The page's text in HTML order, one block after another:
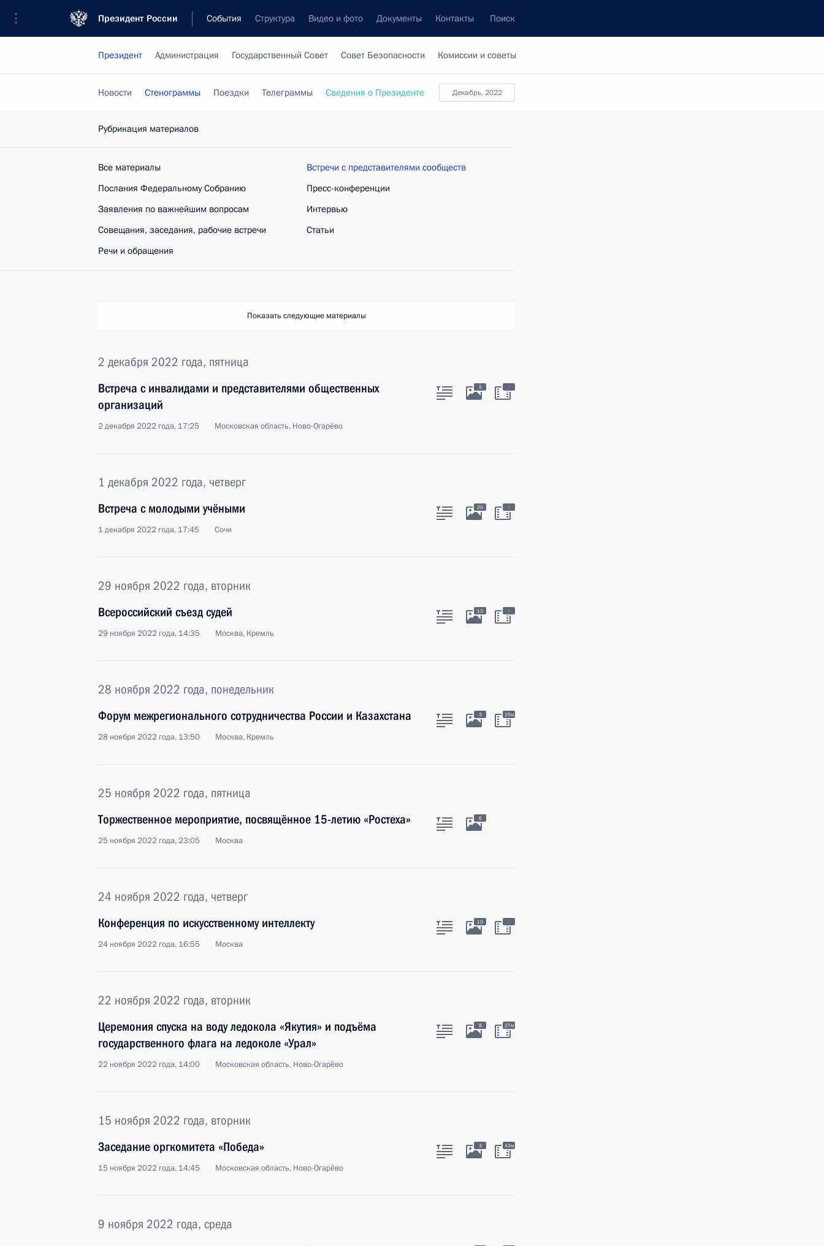
Президент России События Структура Видео и фото Документы Контакты Поиск
Президент Администрация Государственный Совет Совет Безопасности Комиссии и советы
декабрь, 2022
Новости Стенограммы Поездки Телеграммы Сведения о Президенте
Рубрикация материалов
Все материалы
Послания Федеральному Собранию
Заявления по важнейшим вопросам
Совещания, заседания, рабочие встречи
Речи и обращения
Встречи с представителями сообществ
Пресс-конференции
Интервью
Статьи
Показать следующие материалы
2 декабря 2022 года, пятница
Встреча с инвалидами и представителями общественных
организаций
2 декабря 2022 года, 17:25 Московская область, Ново-Огарёво
5 :
1 декабря 2022 года, четверг
Встреча с молодыми учёными
1 декабря 2022 года, 17:45 Сочи
20 :
29 ноября 2022 года, вторник
Всероссийский съезд судей
29 ноября 2022 года, 14:35 Москва, Кремль
13 :
28 ноября 2022 года, понедельник
Форум межрегионального сотрудничества России и Казахстана
28 ноября 2022 года, 13:50 Москва, Кремль
3 25м
25 ноября 2022 года, пятница
Торжественное мероприятие, посвящённое 15-летию «Ростеха»
25 ноября 2022 года, 23:05 Москва
6
24 ноября 2022 года, четверг
Конференция по искусственному интеллекту
24 ноября 2022 года, 16:55 Москва
10 :
22 ноября 2022 года, вторник
Церемония спуска на воду ледокола «Якутия» и подъёма
государственного флага на ледоколе «Урал»
22 ноября 2022 года, 14:00 Московская область, Ново-Огарёво
8 27м
15 ноября 2022 года, вторник
Заседание оргкомитета «Победа»
15 ноября 2022 года, 14:45 Московская область, Ново-Огарёво
3 43м
9 ноября 2022 года, среда